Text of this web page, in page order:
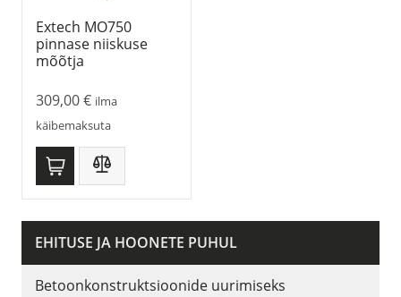
EHITUSE JA HOONETE PUHUL
Betoonkonstruktsioonide uurimiseks
Extech MO750
pinnase niiskuse
mõõtja
309,00€ ilma
käibemaksuta